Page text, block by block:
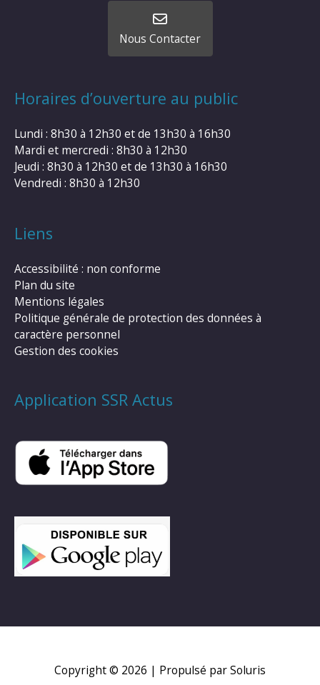
Nous Contacter
Horaires d’ouverture au public
Lundi : 8h30 à 12h30 et de 13h30 à 16h30
Mardi et mercredi : 8h30 à 12h30
Jeudi : 8h30 à 12h30 et de 13h30 à 16h30
Vendredi : 8h30 à 12h30
Liens
Accessibilité : non conforme
Plan du site
Mentions légales
Politique générale de protection des données à
caractère personnel
Gestion des cookies
Application SSR Actus
Copyright © 2026 | Propulsé par Soluris